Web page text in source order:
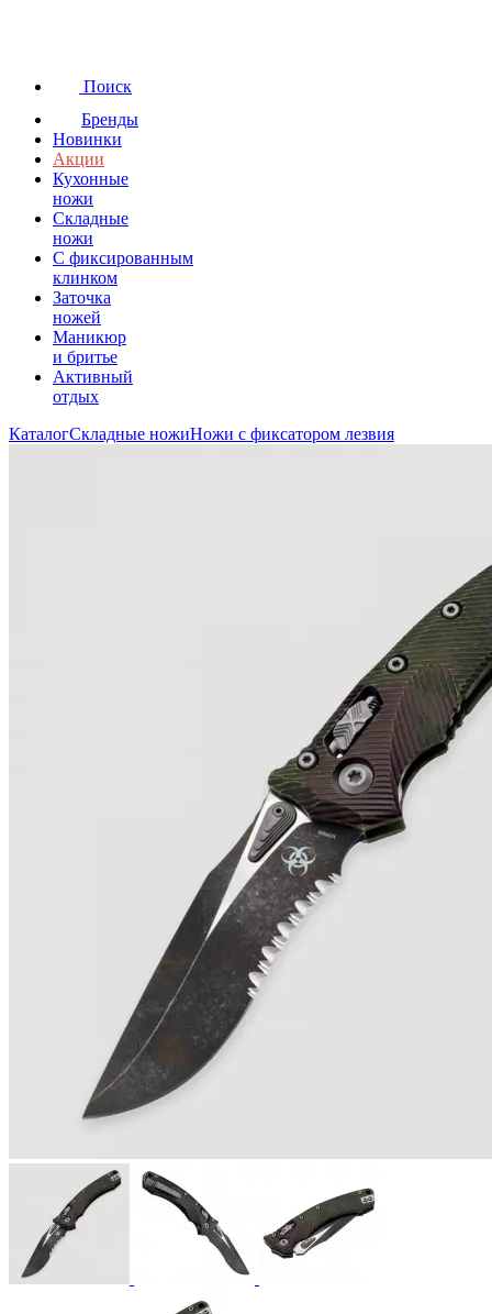
Поиск
Бренды
Новинки
Акции
Кухонные
ножи
Складные
ножи
C фиксированным
клинком
Заточка
ножей
Маникюр
и бритье
Активный
отдых
КаталогСкладные ножиНожи с фиксатором лезвия